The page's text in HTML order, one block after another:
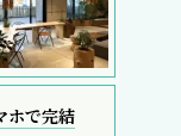
ホで完結